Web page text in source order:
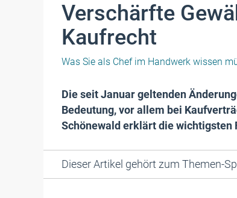
Verschärfte
Kaufrecht
Was Sie als Chef im Handwerk wissen
Die seit Januar geltenden
Bedeutung, vor allem bei
Schönewald erklärt die wichtigsten
Dieser Artikel gehört zum Themen-